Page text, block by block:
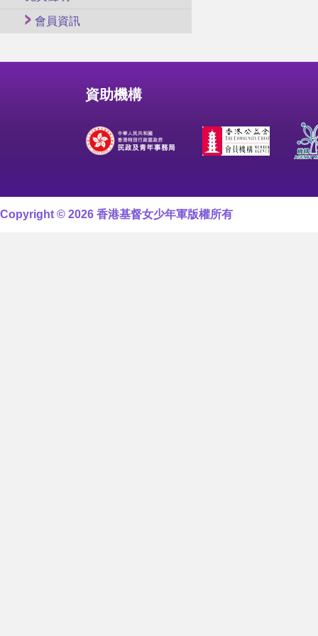
會員資訊
資助機構
Copyright © 2026 香港基督女少年軍版權所有